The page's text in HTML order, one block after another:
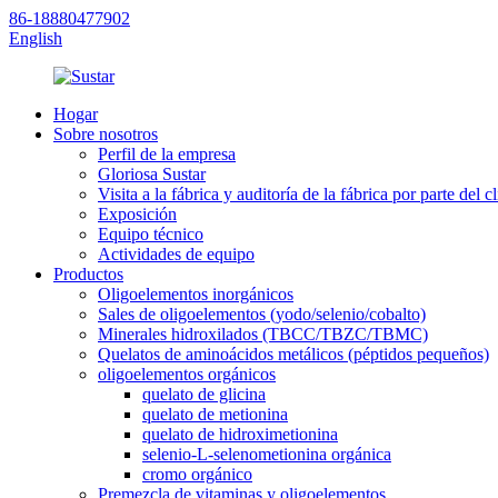
86-18880477902
English
Hogar
Sobre nosotros
Perfil de la empresa
Gloriosa Sustar
Visita a la fábrica y auditoría de la fábrica por parte del
Exposición
Equipo técnico
Actividades de equipo
Productos
Oligoelementos inorgánicos
Sales de oligoelementos (yodo/selenio/cobalto)
Minerales hidroxilados (TBCC/TBZC/TBMC)
Quelatos de aminoácidos metálicos (péptidos pequeños)
oligoelementos orgánicos
quelato de glicina
quelato de metionina
quelato de hidroximetionina
selenio-L-selenometionina orgánica
cromo orgánico
Premezcla de vitaminas y oligoelementos